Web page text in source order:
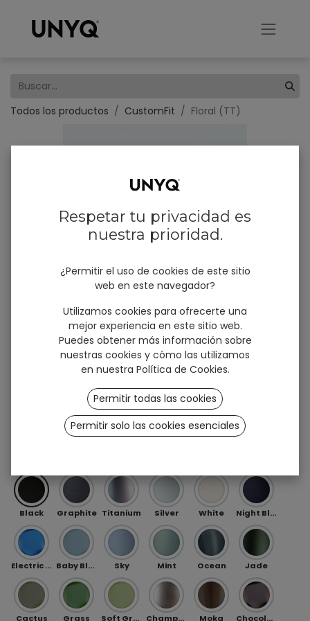
Todos los productos CustomFit Floral (TT)
Floral (TT)
Black Graphite Titanium Silver White Night Blue
Electric Blue Baby Blue Sky Mint Ocean Jade
Cactus Grass Soft Green Champagne Moka Chocolate
Stay connected!
We innovate, appear, listen and share – often. Let’s
keep in touch! Subscribe to our emails and don’t miss
our news, product launches and #unyqer stories!
Professional (B2B)
User (B2C)
Sign up
Respetar tu privacidad es
nuestra prioridad.
¿Permitir el uso de cookies de este sitio
web en este navegador?
Utilizamos cookies para ofrecerte una
mejor experiencia en este sitio web.
Puedes obtener más información sobre
nuestras cookies y cómo las utilizamos
en nuestra Política de Cookies.
Permitir todas las cookies
Permitir solo las cookies esenciales